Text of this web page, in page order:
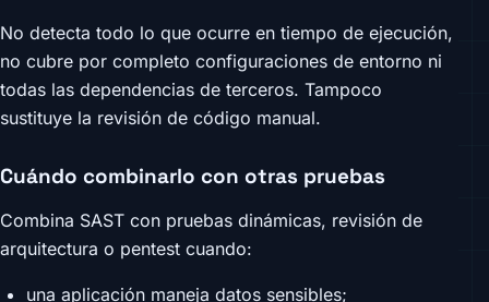
No detecta todo lo que ocurre en tiempo de ejecución,
no cubre por completo configuraciones de entorno ni
todas las dependencias de terceros. Tampoco
sustituye la revisión de código manual.
Cuándo combinarlo con otras pruebas
Combina SAST con pruebas dinámicas, revisión de
arquitectura o pentest cuando:
una aplicación maneja datos sensibles;